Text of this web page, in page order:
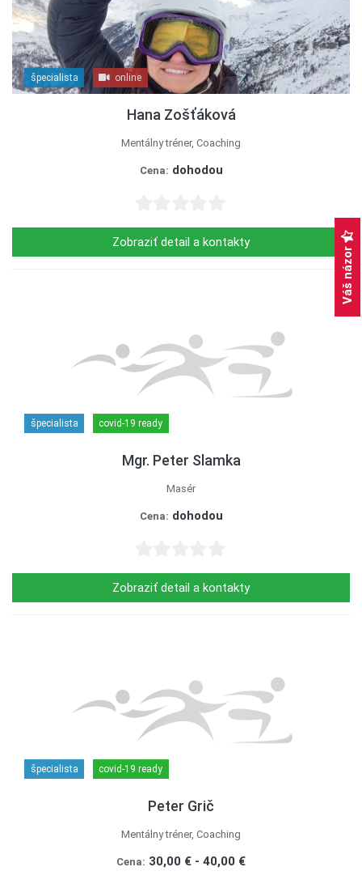
špecialista online
Hana Zošťáková
Mentálny tréner, Coaching
Cena: dohodou
Zobraziť detail a kontakty
špecialista covid-19 ready
Mgr. Peter Slamka
Masér
Cena: dohodou
Zobraziť detail a kontakty
špecialista covid-19 ready
Peter Grič
Mentálny tréner, Coaching
Cena: 30,00 € - 40,00 €
Váš názor